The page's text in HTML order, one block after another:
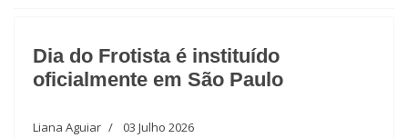
Dia do Frotista é instituído
oficialmente em São Paulo
Liana Aguiar 03 Julho 2026